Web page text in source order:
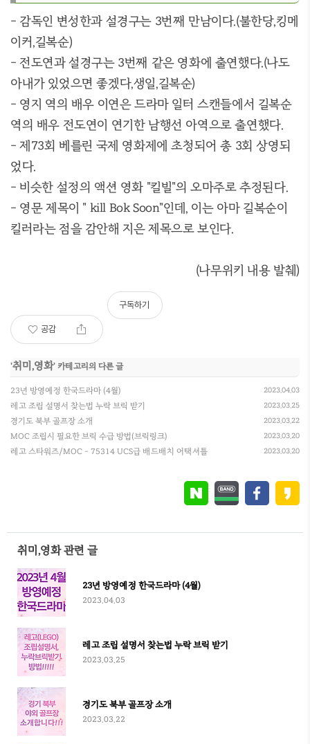
- 감독인 변성한과 설경구는 3번째 만남이다.(불한당,킹메
이커,길복순)
- 전도연과 설경구는 3번째 같은 영화에 출연했다.(나도
아내가 있었으면 좋겠다,생일,길복순)
- 영지 역의 배우 이연은 드라마 일터 스캔들에서 길복순
역의 배우 전도연이 연기한 남행선 아역으로 출연했다.
- 제73회 베를린 국제 영화제에 초청되어 총 3회 상영되
었다.
- 비슷한 설정의 액션 영화 "킬빌"의 오마주로 추정된다.
- 영문 제목이 " kill Bok Soon"인데, 이는 아마 길복순이
킬러라는 점을 감안해 지은 제목으로 보인다.
(나무위키 내용 발췌)
공감
구독하기
'취미,영화' 카테고리의 다른 글
23년 방영예정 한국드라마 (4월) 2023.04.03
레고 조립 설명서 찾는법 누락 브릭 받기 2023.03.25
경기도 북부 골프장 소개 2023.03.22
MOC 조립시 필요한 브릭 수급 방법(브릭링크) 2023.03.20
레고 스타워즈/MOC - 75314 UCS급 배드배치 어택셔틀 2023.03.20
취미,영화 관련 글
23년 방영예정 한국드라마 (4월)
2023.04.03
레고 조립 설명서 찾는법 누락 브릭 받기
2023.03.25
경기도 북부 골프장 소개
2023.03.22